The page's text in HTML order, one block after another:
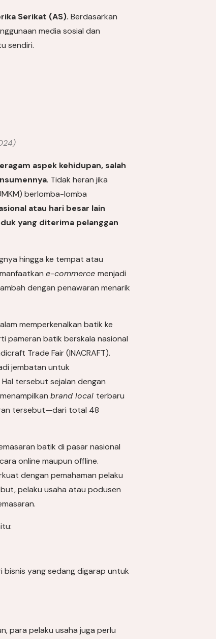
Serikat (AS). Berdasarkan
media sosial dan
sendiri.
aspek kehidupan, salah
. Tidak heran jika
berlomba-lomba
atau hari besar lain
yang diterima pelanggan
hingga ke tempat atau
e-commerce menjadi
dengan penawaran menarik
memperkenalkan batik ke
pameran batik berskala nasional
Trade Fair (INACRAFT).
jembatan untuk
tersebut sejalan dengan
brand local terbaru
tersebut—dari total 48
batik di pasar nasional
online maupun offline.
dengan pemahaman pelaku
pelaku usaha atau podusen
yang sedang digarap untuk
para pelaku usaha juga perlu